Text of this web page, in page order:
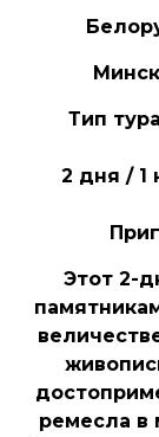
Тип
2 дня / 1
Этот 2-
ремесла в